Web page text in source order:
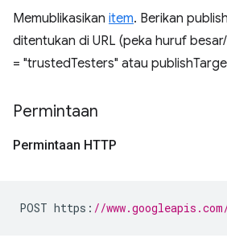
Memublikasikan item. Berikan
ditentukan di URL (peka huruf
= "trustedTesters" atau
Permintaan
Permintaan HTTP
POST https : //